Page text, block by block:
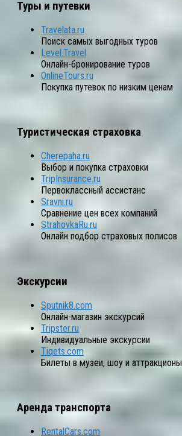
Туры и путевки
Travelata.ru
Поиск самых выгодных туров
Level.Travel
Онлайн-бронирование туров
OnlineTours.ru
Покупка путевок по низким ценам
Туристическая страховка
Cherepaha.ru
Выбор и покупка страховки
TripInsurance.ru
Первоклассный ассистанс
Sravni.ru
Сравнение цен всех компаний
StrahovkaRu.ru
Онлайн подбор страховых полисов
Экскурсии
Sputnik8.com
Онлайн-магазин экскурсий
Tripster.ru
Индивидуальные экскурсии
Tiqets.com
Билеты в музеи, шоу и аттракционы
Аренда транспорта
RentalCars.com